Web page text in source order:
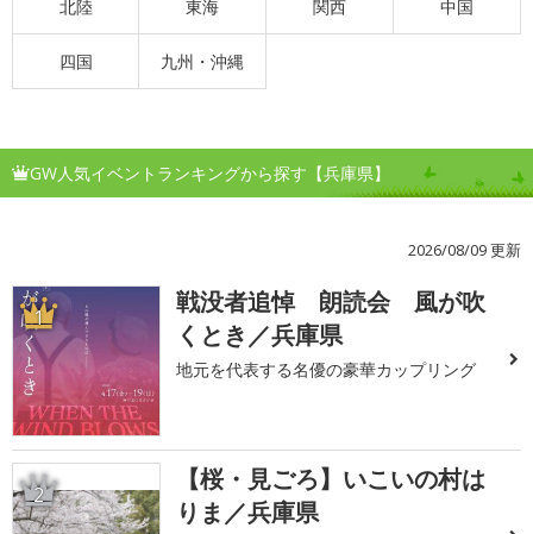
北陸 東海 関西 中国
四国 九州・沖縄
GW人気イベントランキングから探す【兵庫県】
2026/08/09 更新
1
戦没者追悼 朗読会 風が吹
くとき／兵庫県
地元を代表する名優の豪華カップリング
2
【桜・見ごろ】いこいの村は
りま／兵庫県